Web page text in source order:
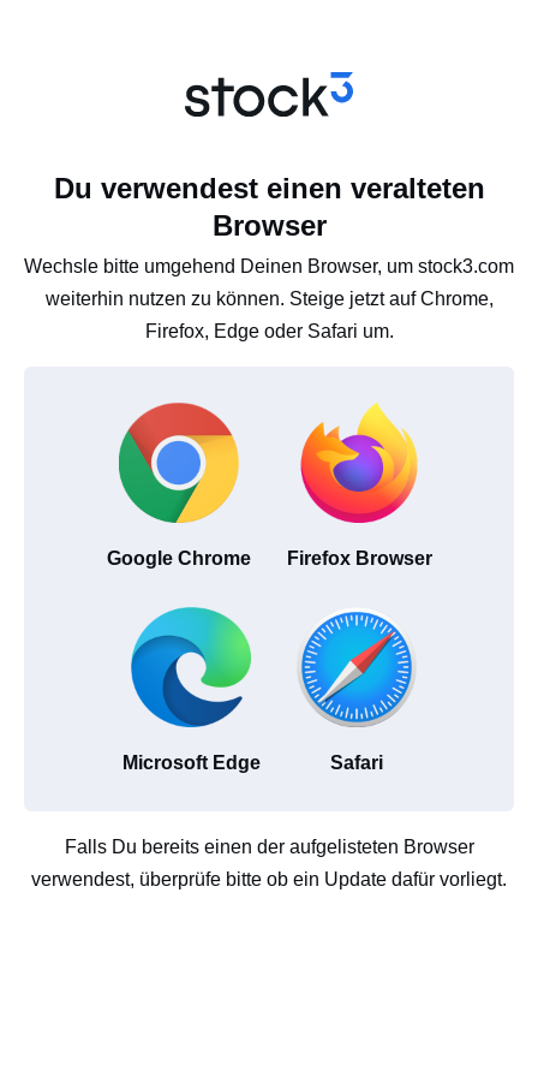
Du verwendest einen veralteten
Browser
Wechsle bitte umgehend Deinen Browser, um stock3.com
weiterhin nutzen zu können. Steige jetzt auf Chrome,
Firefox, Edge oder Safari um.
Google Chrome Firefox Browser
Microsoft Edge Safari
Falls Du bereits einen der aufgelisteten Browser
verwendest, überprüfe bitte ob ein Update dafür vorliegt.